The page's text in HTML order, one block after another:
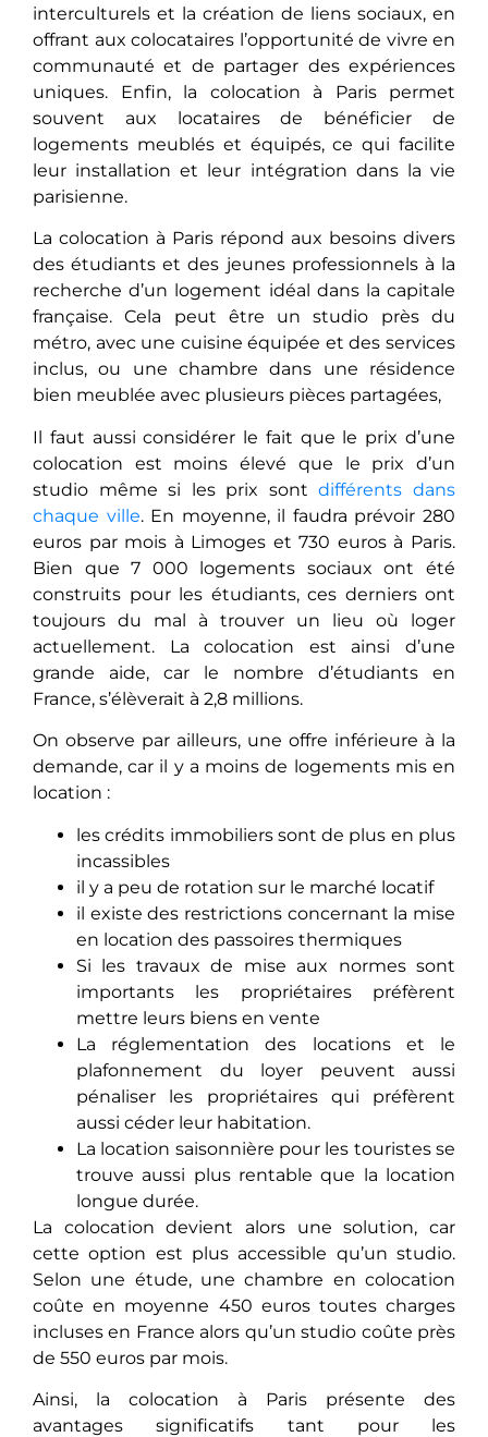
interculturels et la création de liens sociaux, en
offrant aux colocataires l’opportunité de vivre en
communauté et de partager des expériences
uniques. Enfin, la colocation à Paris permet
souvent aux locataires de bénéficier de
logements meublés et équipés, ce qui facilite
leur installation et leur intégration dans la vie
parisienne.
La colocation à Paris répond aux besoins divers
des étudiants et des jeunes professionnels à la
recherche d’un logement idéal dans la capitale
française. Cela peut être un studio près du
métro, avec une cuisine équipée et des services
inclus, ou une chambre dans une résidence
bien meublée avec plusieurs pièces partagées,
Il faut aussi considérer le fait que le prix d’une
colocation est moins élevé que le prix d’un
studio même si les prix sontdifférents dans
chaque ville. En moyenne, il faudra prévoir 280
euros par mois à Limoges et 730 euros à Paris.
Bien que 7 000 logements sociaux ont été
construits pour les étudiants, ces derniers ont
toujours du mal à trouver un lieu où loger
actuellement. La colocation est ainsi d’une
grande aide, car le nombre d’étudiants en
France, s’élèverait à 2,8 millions.
On observe par ailleurs, une offre inférieure à la
demande, car il y a moins de logements mis en
location :
les crédits immobiliers sont de plus en plus
incassibles
il y a peu de rotation sur le marché locatif
il existe des restrictions concernant la mise
en location des passoires thermiques
Si les travaux de mise aux normes sont
importants les propriétaires préfèrent
mettre leurs biens en vente
La réglementation des locations et le
plafonnement du loyer peuvent aussi
pénaliser les propriétaires qui préfèrent
aussi céder leur habitation.
La location saisonnière pour les touristes se
trouve aussi plus rentable que la location
longue durée.
La colocation devient alors une solution, car
cette option est plus accessible qu’un studio.
Selon une étude, une chambre en colocation
coûte en moyenne 450 euros toutes charges
incluses en France alors qu’un studio coûte près
de 550 euros par mois.
Ainsi, la colocation à Paris présente des
avantages significatifs tant pour les